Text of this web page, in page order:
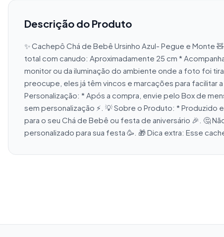
Descrição do Produto
✨ Cachepô Chá de Bebê Ursinho Azul- Pegue e Monte
total com canudo: Aproximadamente 25 cm *
monitor ou da iluminação do ambiente onde a foto foi
preocupe, eles já têm vincos e marcações para
Personalização: * Após a compra, envie pelo Box de
sem personalização ⚡. 💡 Sobre o Produto: *
para o seu Chá de Bebê ou festa de aniversário 🎉. 🤔
personalizado para sua festa 🥳. 🎁 Dica extra: Esse